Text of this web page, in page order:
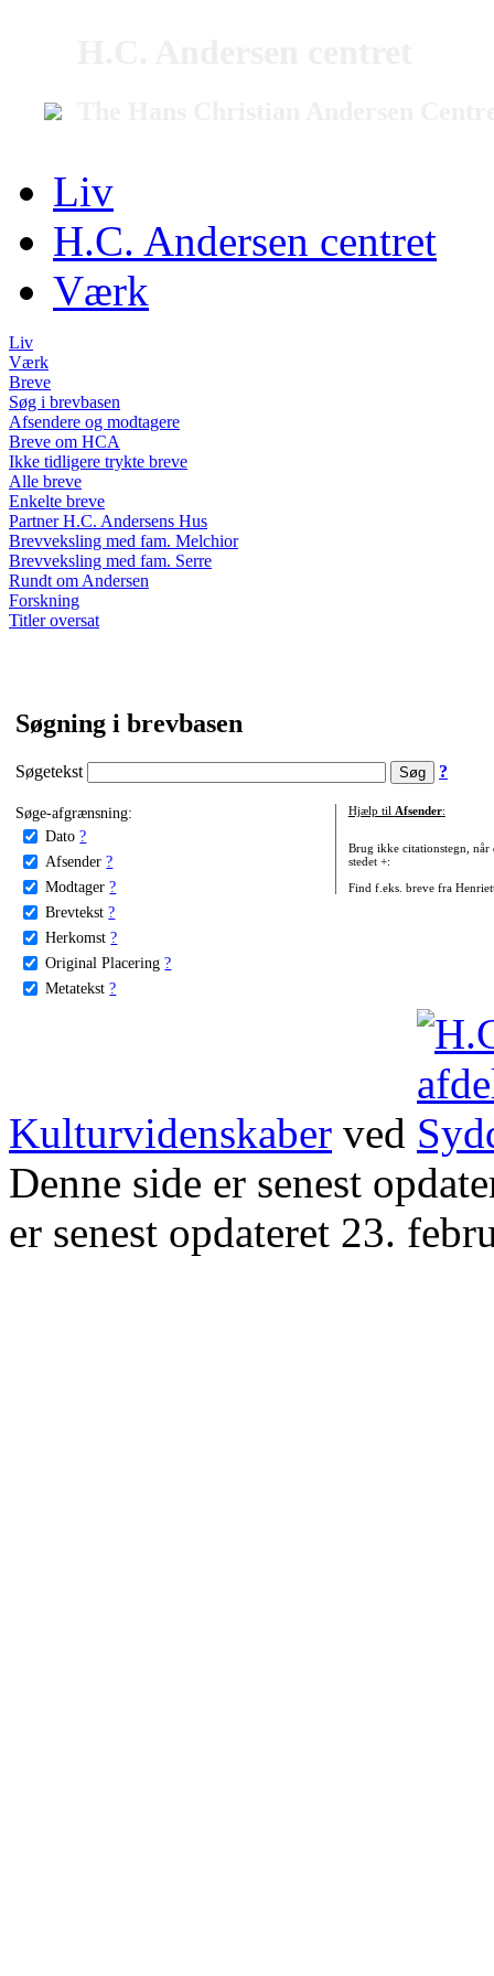
Liv
H.C. Andersen centret
Værk
Liv
Værk
Breve
Søg i brevbasen
Afsendere og modtagere
Breve om HCA
Ikke tidligere trykte breve
Alle breve
Enkelte breve
Partner H.C. Andersens Hus
Brevveksling med fam. Melchior
Brevveksling med fam. Serre
Rundt om Andersen
Forskning
Titler oversat
Søgning i brevbasen
Søgetekst ?
Søge-afgrænsning:
Dato ?
Afsender ?
Modtager ?
Brevtekst ?
Herkomst ?
Original Placering ?
Metatekst ?
Hjælp til Afsender:
Brug ikke citationstegn, når
stedet +:
Find f.eks. breve fra
Kulturvidenskaber ved
Denne side er senest
er senest opdateret 23.